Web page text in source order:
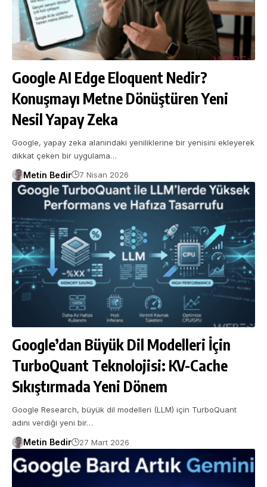
Google AI Edge Eloquent Nedir?
Konuşmayı Metne Dönüştüren Yeni
Nesil Yapay Zeka
Google, yapay zeka alanındaki yeniliklerine bir yenisini ekleyerek
dikkat çeken bir uygulama…
Metin Bedir 7 Nisan 2026
Google’dan Büyük Dil Modelleri İçin
TurboQuant Teknolojisi: KV-Cache
Sıkıştırmada Yeni Dönem
Google Research, büyük dil modelleri (LLM) için TurboQuant
adını verdiği yeni bir…
Metin Bedir 27 Mart 2026